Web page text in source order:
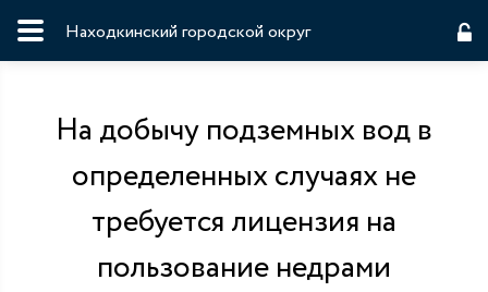
Находкинский городской округ
На добычу подземных вод в
определенных случаях не
требуется лицензия на
пользование недрами